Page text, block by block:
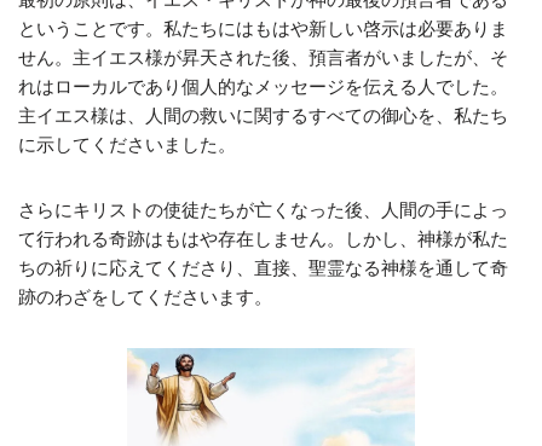
ということです。私たちにはもはや新しい啓示は必要ありま
せん。主イエス様が昇天された後、預言者がいましたが、そ
れはローカルであり個人的なメッセージを伝える人でした。
主イエス様は、人間の救いに関するすべての御心を、私たち
に示してくださいました。
さらにキリストの使徒たちが亡くなった後、人間の手によっ
て行われる奇跡はもはや存在しません。しかし、神様が私た
ちの祈りに応えてくださり、直接、聖霊なる神様を通して奇
跡のわざをしてくださいます。